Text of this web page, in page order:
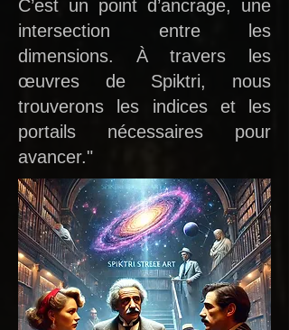
C’est un point d’ancrage, une
intersection entre les
dimensions. À travers les
œuvres de Spiktri, nous
trouverons les indices et les
portails nécessaires pour
avancer."